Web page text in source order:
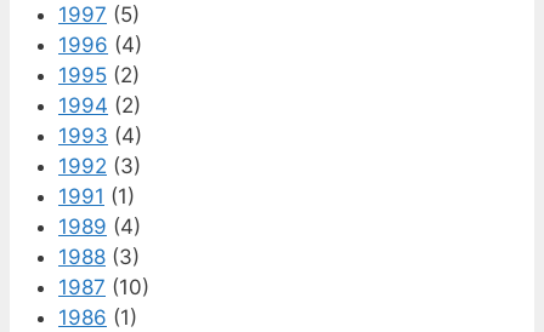
1997 (5)
1996 (4)
1995 (2)
1994 (2)
1993 (4)
1992 (3)
1991 (1)
1989 (4)
1988 (3)
1987 (10)
1986 (1)